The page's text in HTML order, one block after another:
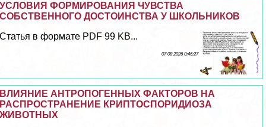
УСЛОВИЯ ФОРМИРОВАНИЯ ЧУВСТВА
СОБСТВЕННОГО ДОСТОИНСТВА У ШКОЛЬНИКОВ
Статья в формате PDF 99 KB...
07 08 2026 0:46:27
ВЛИЯНИЕ АНТРОПОГЕННЫХ ФАКТОРОВ НА
РАСПРОСТРАНЕНИЕ КРИПТОСПОРИДИОЗА
ЖИВОТНЫХ